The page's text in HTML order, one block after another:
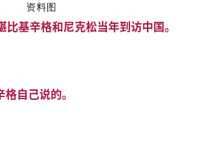
资料图
基辛格和尼克松当年到访中国。
自己说的。